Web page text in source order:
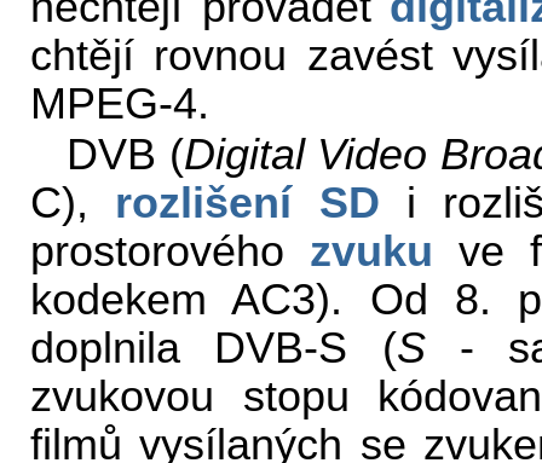
chtějí rovnou zavést
MPEG-4.
DVB (Digital Video
C), rozlišení SD i
prostorového zvuku ve
kodekem AC3). Od 8.
doplnila DVB-S (S-
zvukovou stopu
filmů vysílaných se